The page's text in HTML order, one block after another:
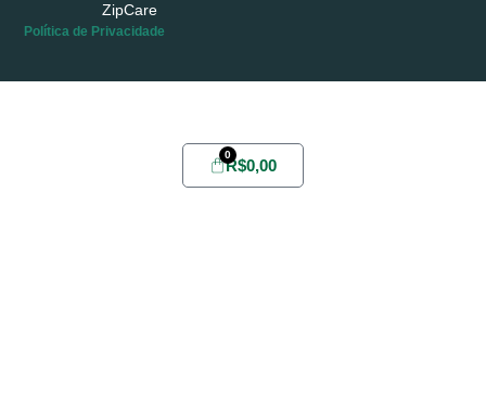
ZipCare
Política de Privacidade
R$0,00
0